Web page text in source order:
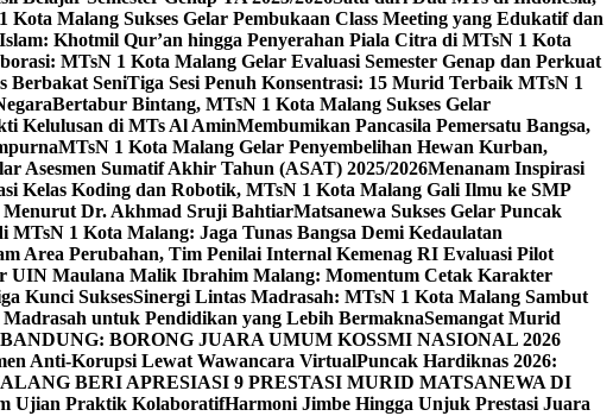
Malang Sukses Gelar Pembukaan Class Meeting yang Edukatif dan
Khotmil Qur’an hingga Penyerahan Piala Citra di MTsN 1 Kota
MTsN 1 Kota Malang Gelar Evaluasi Semester Genap dan Perkuat
Berbakat SeniTiga Sesi Penuh Konsentrasi: 15 Murid Terbaik MTsN 1
Bertabur Bintang, MTsN 1 Kota Malang Sukses Gelar
Kelulusan di MTs Al AminMembumikan Pancasila Pemersatu Bangsa,
MTsN 1 Kota Malang Gelar Penyembelihan Hewan Kurban,
Asesmen Sumatif Akhir Tahun (ASAT) 2025/2026Menanam Inspirasi
Kelas Koding dan Robotik, MTsN 1 Kota Malang Gali Ilmu ke SMP
Menurut Dr. Akhmad Sruji BahtiarMatsanewa Sukses Gelar Puncak
MTsN 1 Kota Malang: Jaga Tunas Bangsa Demi Kedaulatan
Area Perubahan, Tim Penilai Internal Kemenag RI Evaluasi Pilot
UIN Maulana Malik Ibrahim Malang: Momentum Cetak Karakter
Kunci SuksesSinergi Lintas Madrasah: MTsN 1 Kota Malang Sambut
untuk Pendidikan yang Lebih BermaknaSemangat Murid
BORONG JUARA UMUM KOSSMI NASIONAL 2026
Anti-Korupsi Lewat Wawancara VirtualPuncak Hardiknas 2026:
BERI APRESIASI 9 PRESTASI MURID MATSANEWA DI
Ujian Praktik KolaboratifHarmoni Jimbe Hingga Unjuk Prestasi Juara